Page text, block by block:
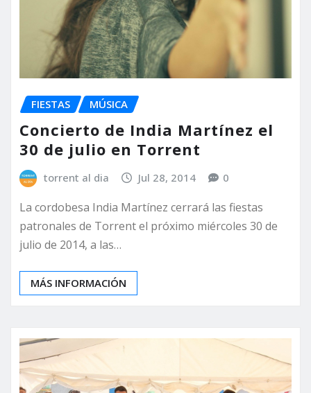
FIESTAS MÚSICA
Concierto de India Martínez el
30 de julio en Torrent
torrent al dia Jul 28, 2014 0
La cordobesa India Martínez cerrará las fiestas
patronales de Torrent el próximo miércoles 30 de
julio de 2014, a las…
MÁS INFORMACIÓN